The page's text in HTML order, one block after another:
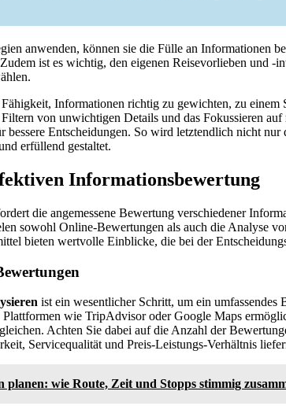
anwenden, können sie die Fülle an Informationen
ist es wichtig, den eigenen Reisevorlieben und -
Informationen richtig zu gewichten, zu einem
Filtern von unwichtigen Details und das Fokussieren
bessere Entscheidungen. So wird letztendlich nicht nur
erfüllend gestaltet.
Informationsbewertung
die angemessene Bewertung verschiedener
sowohl Online-Bewertungen als auch die Analyse
bieten wertvolle Einblicke, die bei der
ist ein wesentlicher Schritt, um ein
wie TripAdvisor oder Google Maps
Achten Sie dabei auf die Anzahl der
Servicequalität und Preis-Leistungs-Verhältnis
planen: wie Route, Zeit und Stopps stimmig